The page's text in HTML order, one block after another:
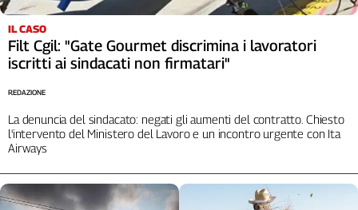
IL CASO
Filt Cgil: "Gate Gourmet discrimina i lavoratori
iscritti ai sindacati non firmatari"
La denuncia del sindacato: negati gli aumenti del contratto. Chiesto
l'intervento del Ministero del Lavoro e un incontro urgente con Ita
Airways
REDAZIONE